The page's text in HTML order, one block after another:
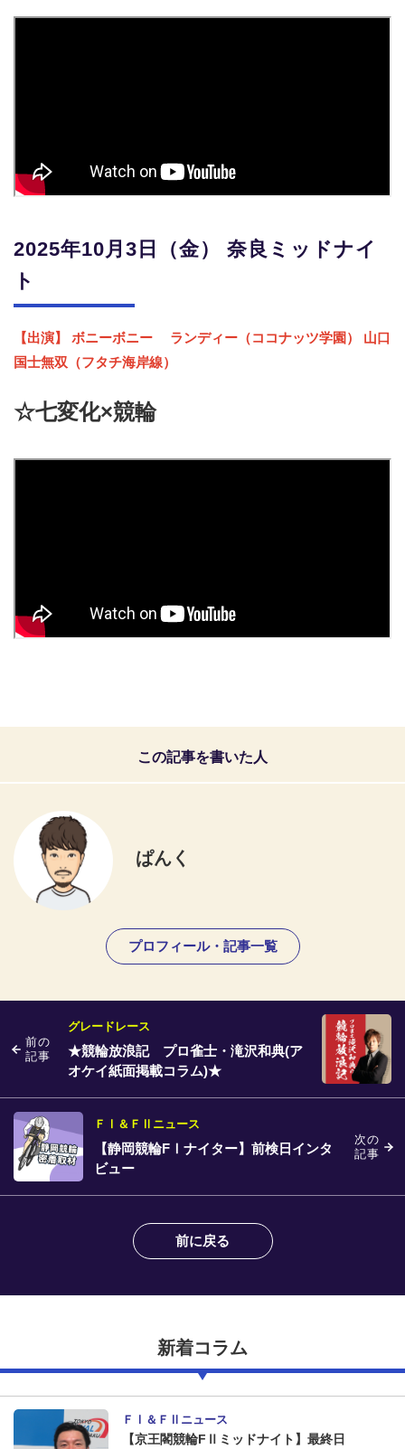
2025年10月3日（金）
奈良ミッドナイ
ト
【出演】 ボニーボニー
ランディー（ココナッツ学園） 山口
国士無双（フタチ海岸線）
☆七変化×競輪
この記事を書いた人
ぱんく
プロフィール・記事一覧
前の
記事
グレードレース
★競輪放浪記 プロ雀士・滝沢和典(ア
オケイ紙面掲載コラム)★
次の
記事
ＦⅠ＆ＦⅡニュース
【静岡競輪FⅠナイター】前検日インタ
ビュー
前に戻る
新着コラム
ＦⅠ＆ＦⅡニュース
【京王閣競輪FⅡミッドナイト】最終日